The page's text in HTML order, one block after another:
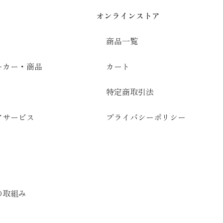
ー・商品
ービス
組み
オンラインストア
商品一覧
カート
特定商取引法
プライバシーポリシー